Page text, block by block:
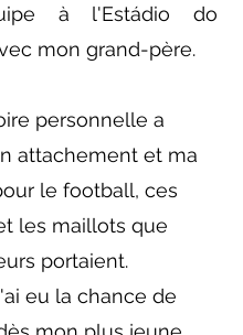
à l'Estádio do
mon grand-père.
personnelle a
attachement et ma
le football, ces
les maillots que
portaient.
eu la chance de